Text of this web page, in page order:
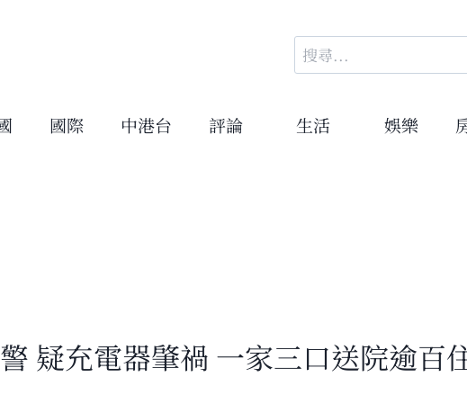
搜
尋
鍵
國際 中港台 評論 生活 娛樂
疑充電器肇禍 一家三口送院逾百